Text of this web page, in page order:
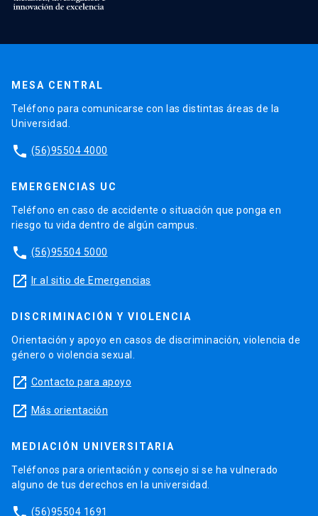
MESA CENTRAL
Teléfono para comunicarse con las distintas áreas de la
Universidad.
phone (56)95504 4000
EMERGENCIAS UC
Teléfono en caso de accidente o situación que ponga en
riesgo tu vida dentro de algún campus.
phone (56)95504 5000
launch Ir al sitio de Emergencias
DISCRIMINACIÓN Y VIOLENCIA
Orientación y apoyo en casos de discriminación, violencia de
género o violencia sexual.
launch Contacto para apoyo
launch Más orientación
MEDIACIÓN UNIVERSITARIA
Teléfonos para orientación y consejo si se ha vulnerado
alguno de tus derechos en la universidad.
(56)95504 1691